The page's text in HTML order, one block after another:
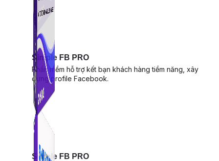
Simple FB PRO
Phần mềm hỗ trợ kết bạn khách hàng tiềm năng, xây
dựng profile Facebook.
Simple FB PRO